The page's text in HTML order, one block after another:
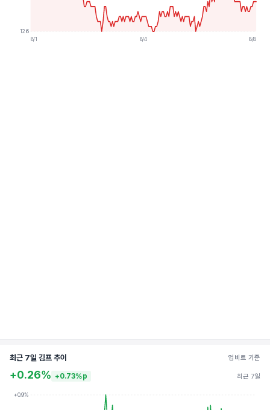
126
8/1
8/4 8/8
최근 7일 김프 추이 업비트 기준
+0.26% +0.73%p 최근 7일
+0.9%